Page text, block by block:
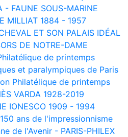
- FAUNE SOUS-MARINE
MILLIAT 1884 - 1957
ET SON PALAIS IDÉAL
DE NOTRE-DAME
de printemps
et paralympiques de Paris
Philatélique de printemps
VARDA 1928-2019
IONESCO 1909 - 1994
ans de l'impressionnisme
de l'Avenir - PARIS-PHILEX